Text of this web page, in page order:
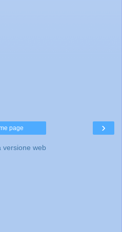
›
page
versione web